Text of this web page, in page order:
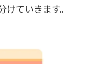
ていきます。